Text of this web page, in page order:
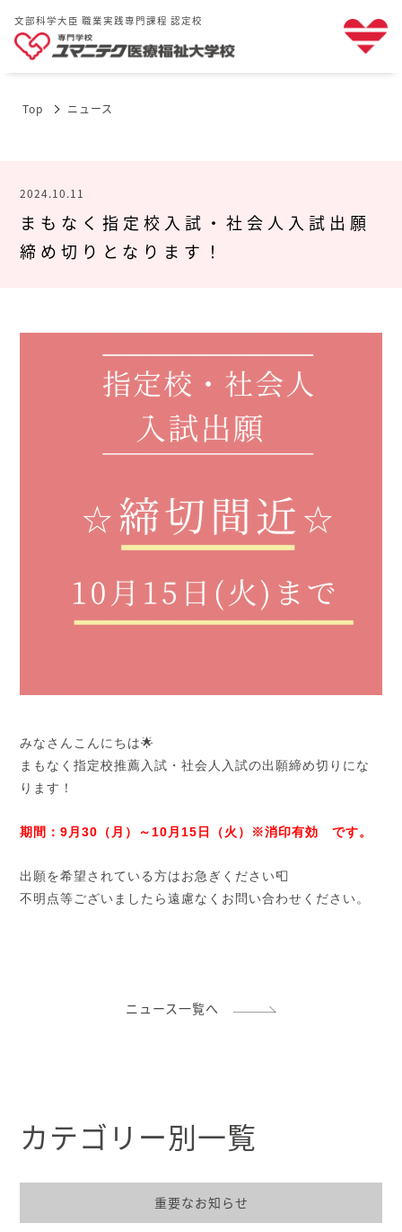
文部科学大臣 職業実践専門課程 認定校
Top ニュース
2024.10.11
まもなく指定校入試・社会人入試出願
締め切りとなります！
みなさんこんにちは🌟
まもなく指定校推薦入試・社会人入試の出願締め切りにな
ります！
期間：9月30（月）～10月15日（火）※消印有効 です。
出願を希望されている方はお急ぎください📮
不明点等ございましたら遠慮なくお問い合わせください。
ニュース一覧へ
カテゴリー別一覧
重要なお知らせ